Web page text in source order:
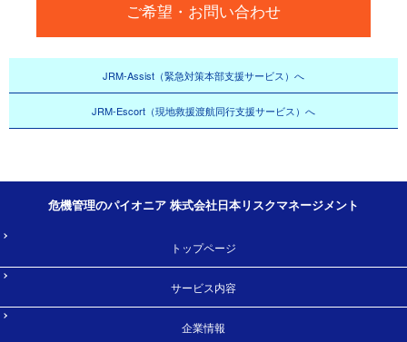
ご希望・お問い合わせ
JRM-Assist（緊急対策本部支援サービス）へ
JRM-Escort（現地救援渡航同行支援サービス）へ
危機管理のパイオニア 株式会社日本リスクマネージメント
トップページ
サービス内容
企業情報